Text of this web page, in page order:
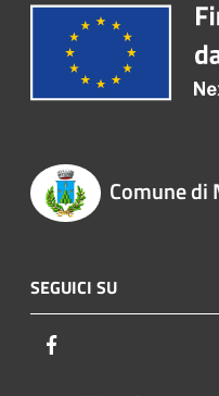
Comune di
SEGUICI SU